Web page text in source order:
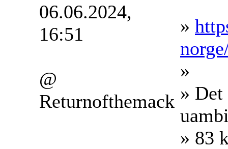
06.06.2024,
16:51
@
Returnofthemack
»
»
»
» 83